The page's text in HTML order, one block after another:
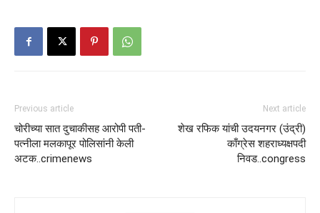
Previous article
चोरीच्या सात दुचाकीसह आरोपी पती-
पत्नीला मलकापूर पोलिसांनी केली
अटक..crimenews
Next article
शेख रफिक यांची उदयनगर (उंद्री)
काँग्रेस शहराध्यक्षपदी
निवड..congress